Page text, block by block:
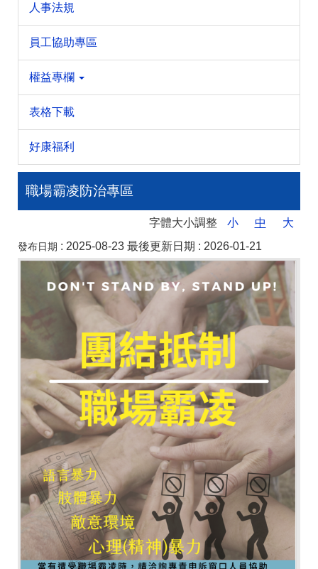
人事法規
員工協助專區
權益專欄
表格下載
好康福利
職場霸凌防治專區
字體大小調整 小 中 大
發布日期 : 2025-08-23 最後更新日期 : 2026-01-21